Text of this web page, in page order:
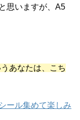
思いますが、A5
あなたは、こち
ール集めて楽しみ